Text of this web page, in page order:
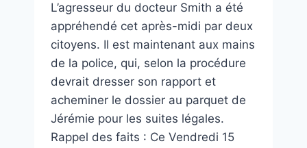
L’agresseur du docteur Smith a été
appréhendé cet après-midi par deux
citoyens. Il est maintenant aux mains
de la police, qui, selon la procédure
devrait dresser son rapport et
acheminer le dossier au parquet de
Jérémie pour les suites légales.
Rappel des faits : Ce Vendredi 15